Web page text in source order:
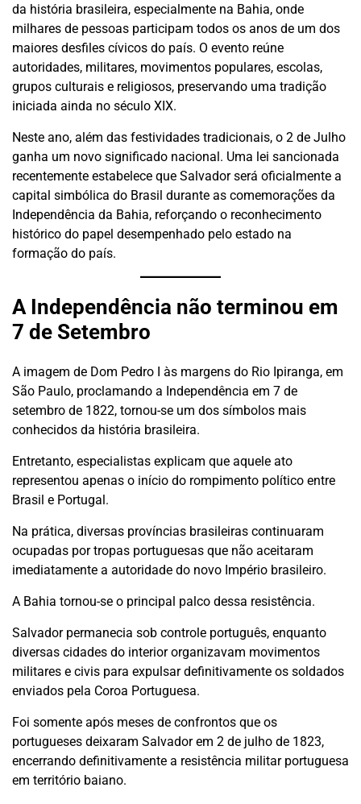
da história brasileira, especialmente na Bahia, onde
milhares de pessoas participam todos os anos de um dos
maiores desfiles cívicos do país. O evento reúne
autoridades, militares, movimentos populares, escolas,
grupos culturais e religiosos, preservando uma tradição
iniciada ainda no século XIX.
Neste ano, além das festividades tradicionais, o 2 de Julho
ganha um novo significado nacional. Uma lei sancionada
recentemente estabelece que Salvador será oficialmente a
capital simbólica do Brasil durante as comemorações da
Independência da Bahia, reforçando o reconhecimento
histórico do papel desempenhado pelo estado na
formação do país.
A Independência não terminou em
7 de Setembro
A imagem de Dom Pedro I às margens do Rio Ipiranga, em
São Paulo, proclamando a Independência em 7 de
setembro de 1822, tornou-se um dos símbolos mais
conhecidos da história brasileira.
Entretanto, especialistas explicam que aquele ato
representou apenas o início do rompimento político entre
Brasil e Portugal.
Na prática, diversas províncias brasileiras continuaram
ocupadas por tropas portuguesas que não aceitaram
imediatamente a autoridade do novo Império brasileiro.
A Bahia tornou-se o principal palco dessa resistência.
Salvador permanecia sob controle português, enquanto
diversas cidades do interior organizavam movimentos
militares e civis para expulsar definitivamente os soldados
enviados pela Coroa Portuguesa.
Foi somente após meses de confrontos que os
portugueses deixaram Salvador em 2 de julho de 1823,
encerrando definitivamente a resistência militar portuguesa
em território baiano.